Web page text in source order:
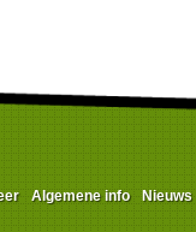
Algemene info Nieuws